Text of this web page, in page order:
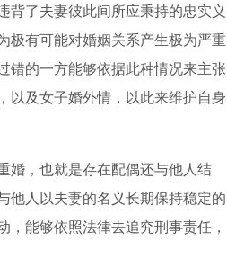
背了夫妻彼此间所应秉持的忠实义
极有可能对婚姻关系产生极为严重
错的一方能够依据此种情况来主张
以及女子婚外情，以此来维护自身
婚，也就是存在配偶还与他人结
他人以夫妻的名义长期保持稳定的
，能够依照法律去追究刑事责任，